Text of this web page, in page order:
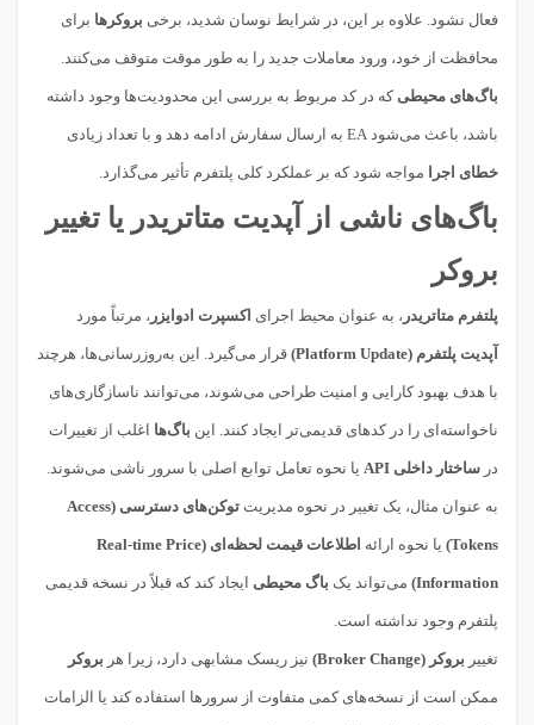
فعال نشود. علاوه بر این، در شرایط نوسان شدید، برخی بروکرها برای
محافظت از خود، ورود معاملات جدید را به طور موقت متوقف می‌کنند.
باگ‌های محیطی که در کد مربوط به بررسی این محدودیت‌ها وجود داشته
باشد، باعث می‌شود EA به ارسال سفارش ادامه دهد و با تعداد زیادی
خطای اجرا مواجه شود که بر عملکرد کلی پلتفرم تأثیر می‌گذارد.
باگ‌های ناشی از آپدیت متاتریدر یا تغییر
بروکر
پلتفرم متاتریدر ، به عنوان محیط اجرای اکسپرت ادوایزر ، مرتباً مورد
آپدیت پلتفرم (Platform Update) قرار می‌گیرد. این به‌روزرسانی‌ها، هرچند
با هدف بهبود کارایی و امنیت طراحی می‌شوند، می‌توانند ناسازگاری‌های
ناخواسته‌ای را در کدهای قدیمی‌تر ایجاد کنند. این باگ‌ها اغلب از تغییرات
در ساختار داخلی API یا نحوه تعامل توابع اصلی با سرور ناشی می‌شوند.
به عنوان مثال، یک تغییر در نحوه مدیریت توکن‌های دسترسی (Access
Tokens) یا نحوه ارائه اطلاعات قیمت لحظه‌ای (Real-time Price
Information) می‌تواند یک باگ محیطی ایجاد کند که قبلاً در نسخه قدیمی
پلتفرم وجود نداشته است.
تغییر بروکر (Broker Change) نیز ریسک مشابهی دارد، زیرا هر بروکر
ممکن است از نسخه‌های کمی متفاوت از سرورها استفاده کند یا الزامات